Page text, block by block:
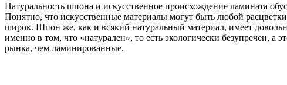
Натуральность шпона и искусственное происхождение ламината
Понятно, что искусственные материалы могут быть любой
широк. Шпон же, как и всякий натуральный материал, имеет
именно в том, что «натурален», то есть экологически безупречен,
рынка, чем ламинированные.